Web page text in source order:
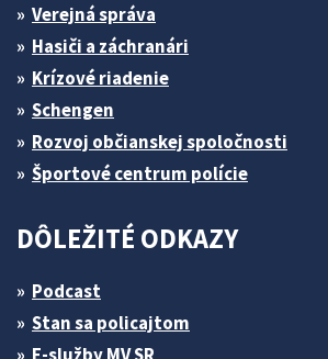
Verejná správa
Hasiči a záchranári
Krízové riadenie
Schengen
Rozvoj občianskej spoločnosti
Športové centrum polície
DÔLEŽITÉ ODKAZY
Podcast
Stan sa policajtom